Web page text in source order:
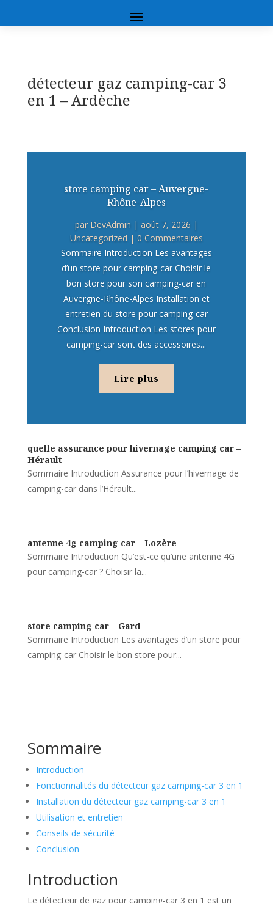
détecteur gaz camping-car 3
en 1 – Ardèche
store camping car – Auvergne-
Rhône-Alpes
par DevAdmin | août 7, 2026 |
Uncategorized | 0 Commentaires
Sommaire Introduction Les avantages
d’un store pour camping-car Choisir le
bon store pour son camping-car en
Auvergne-Rhône-Alpes Installation et
entretien du store pour camping-car
Conclusion Introduction Les stores pour
camping-car sont des accessoires...
Lire plus
quelle assurance pour hivernage camping car –
Hérault
Sommaire Introduction Assurance pour l’hivernage de
camping-car dans l’Hérault...
antenne 4g camping car – Lozère
Sommaire Introduction Qu’est-ce qu’une antenne 4G
pour camping-car ? Choisir la...
store camping car – Gard
Sommaire Introduction Les avantages d’un store pour
camping-car Choisir le bon store pour...
Sommaire
Introduction
Fonctionnalités du détecteur gaz camping-car 3 en 1
Installation du détecteur gaz camping-car 3 en 1
Utilisation et entretien
Conseils de sécurité
Conclusion
Introduction
Le détecteur de gaz pour camping-car 3 en 1 est un